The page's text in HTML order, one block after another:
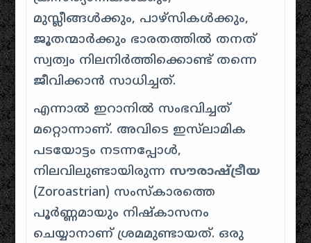
മുസ്ലീങ്ങൾക്കും, പാഴ്സികൾക്കും,
ജൂതന്മാർക്കും ഭാരതത്തിൽ തനത്
സ്വത്വം നിലനിർത്തിക്കൊണ്ട് തന്നെ
ജീവിക്കാൻ സാധിച്ചത്.
എന്നാൽ ഇറാനിൽ സംഭവിച്ചത്
മറ്റൊന്നാണ്. അവിടെ ഇസ്‌ലാമിക
പടയോട്ടം നടന്നപ്പോൾ,
നിലവിലുണ്ടായിരുന്ന സൗരാഷ്ട്രീയ
(Zoroastrian) സംസ്കാരത്തെ
പൂർണ്ണമായും നിഷ്കാസനം
ചെയ്യാനാണ് ശ്രമമുണ്ടായത്. ഒരു